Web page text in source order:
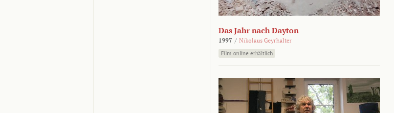
Das Jahr nach Dayton
1997 / Nikolaus Geyrhalter
Film online erhältlich